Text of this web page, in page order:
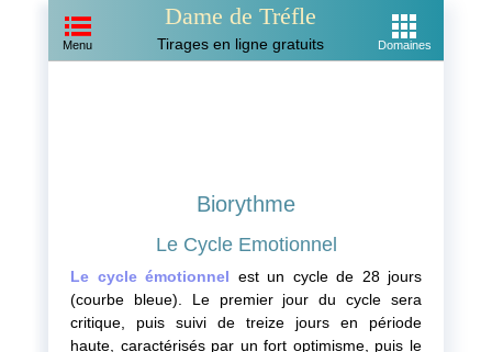
Dame de Tréfle
Tirages en ligne gratuits
Menu Domaines
Biorythme
Le Cycle Emotionnel
Le cycle émotionnel est un cycle de 28 jours
(courbe bleue). Le premier jour du cycle sera
critique, puis suivi de treize jours en période
haute, caractérisés par un fort optimisme, puis le